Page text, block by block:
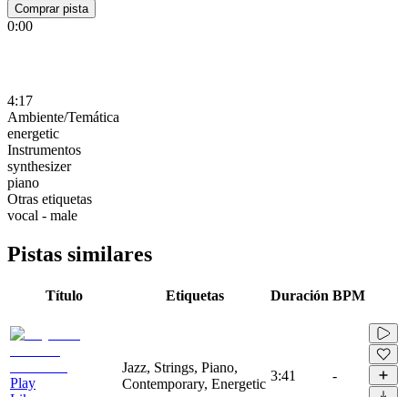
Comprar pista
0:00
4:17
Ambiente/Temática
energetic
Instrumentos
synthesizer
piano
Otras etiquetas
vocal - male
Pistas similares
Título Etiquetas Duración BPM
Play
Jazz, Strings, Piano,
Contemporary, Energetic
3:41 -